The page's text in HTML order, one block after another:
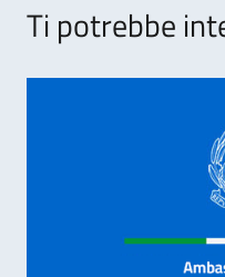
Ti potrebbe